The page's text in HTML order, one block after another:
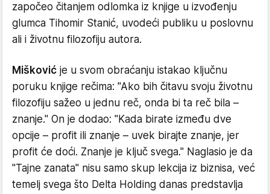
započeo čitanjem odlomka iz knjige u izvođenju
glumca Tihomir Stanić, uvodeći publiku u poslovnu
ali i životnu filozofiju autora.
Mišković je u svom obraćanju istakao ključnu
poruku knjige rečima: "Ako bih čitavu svoju životnu
filozofiju sažeo u jednu reč, onda bi ta reč bila –
znanje." On je dodao: "Kada birate između dve
opcije – profit ili znanje – uvek birajte znanje, jer
profit će doći. Znanje je ključ svega." Naglasio je da
"Tajne zanata" nisu samo skup lekcija iz biznisa, već
temelj svega što Delta Holding danas predstavlja